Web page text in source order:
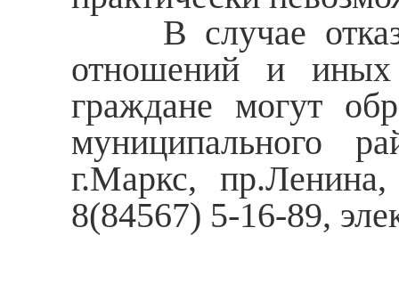
В случае отказа
отношений и иных
граждане могут
муниципального
г.Маркс,
8(84567) 5-16-89,